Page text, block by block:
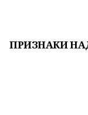
ПРИЗНАКИ